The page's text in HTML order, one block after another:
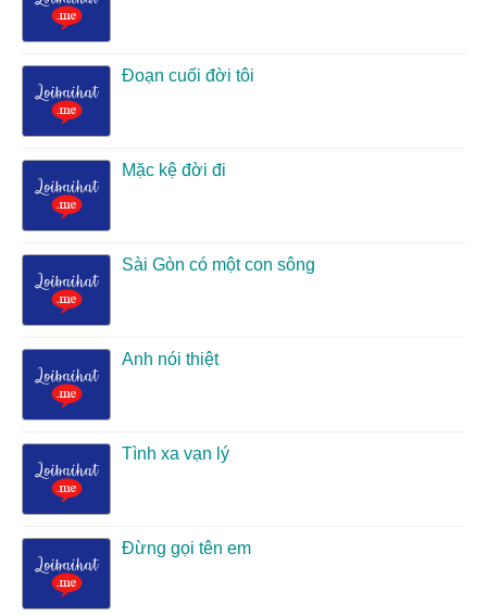
Đoạn cuối đời tôi
Mặc kệ đời đi
Sài Gòn có một con sông
Anh nói thiệt
Tình xa vạn lý
Đừng gọi tên em